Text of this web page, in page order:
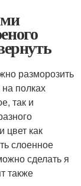
разморозить
полках
так и
цвет как
слоенное
сделать я
также